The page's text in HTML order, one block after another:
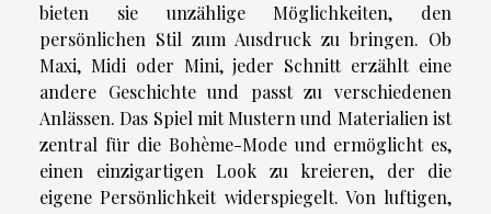
bieten sie unzählige Möglichkeiten, den
persönlichen Stil zum Ausdruck zu bringen. Ob
Maxi, Midi oder Mini, jeder Schnitt erzählt eine
andere Geschichte und passt zu verschiedenen
Anlässen. Das Spiel mit Mustern und Materialien ist
zentral für die Bohème-Mode und ermöglicht es,
einen einzigartigen Look zu kreieren, der die
eigene Persönlichkeit widerspiegelt. Von luftigen,